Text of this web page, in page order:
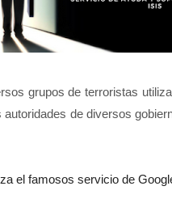
grupos de terroristas
de diversos
el famosos servicio de